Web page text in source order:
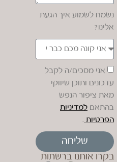
נשמח לשמוע איך הגעת
אלינו?
אני מסכים/ה לקבל
עדכונים ותוכן שיווקי
מאת ציפור הנפש
בהתאם למדיניות
הפרטיות .
שליחה
בקרו אותנו ברשתות